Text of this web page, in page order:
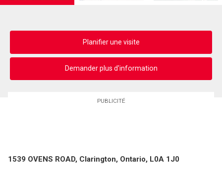
Planifier une visite
Demander plus d'information
PUBLICITÉ
1539 OVENS ROAD, Clarington, Ontario, L0A 1J0